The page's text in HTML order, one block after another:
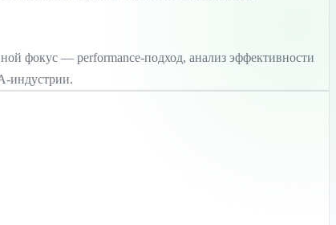
фокус — performance-подход, анализ эффективности
индустрии.